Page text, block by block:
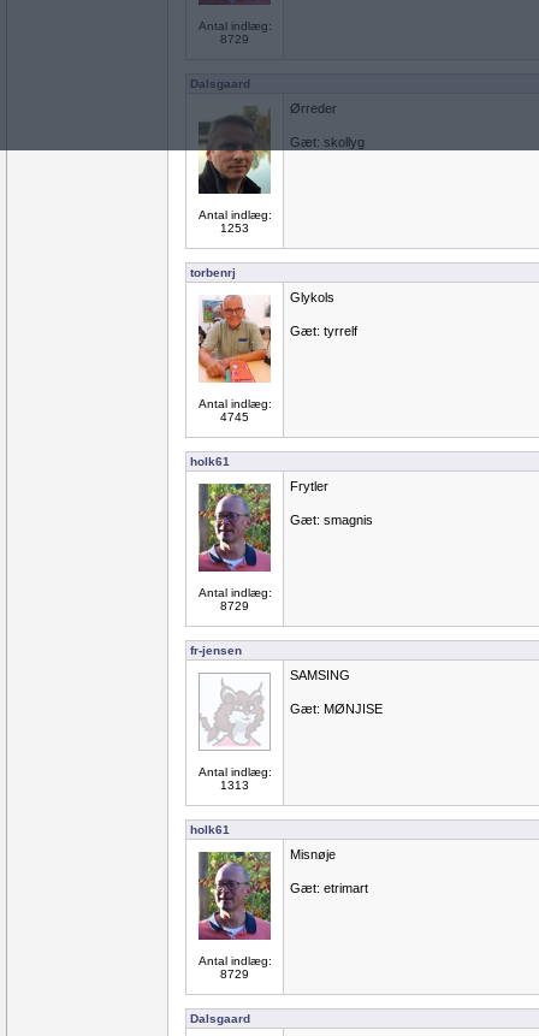
Antal indlæg:
8729
Dalsgaard
Antal indlæg:
1253
Ørreder
Gæt: skollyg
torbenrj
Antal indlæg:
4745
Glykols
Gæt: tyrrelf
holk61
Antal indlæg:
8729
Frytler
Gæt: smagnis
fr-jensen
Antal indlæg:
1313
SAMSING
Gæt: MØNJISE
holk61
Antal indlæg:
8729
Misnøje
Gæt: etrimart
Dalsgaard